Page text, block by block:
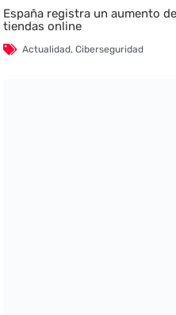
España registra un aumento
tiendas online
Actualidad,Ciberseguridad